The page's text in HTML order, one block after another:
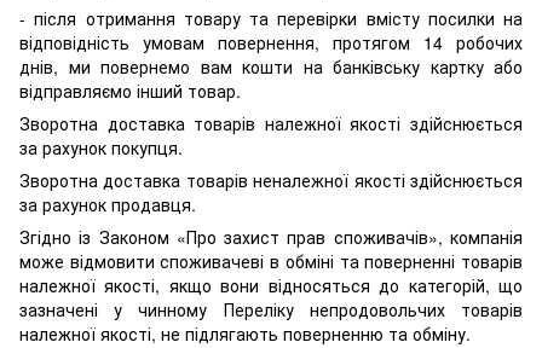
- після отримання товару та перевірки вмісту посилки на
відповідність умовам повернення, протягом 14 робочих
днів, ми повернемо вам кошти на банківську картку або
відправляємо інший товар.
Зворотна доставка товарів належної якості здійснюється
за рахунок покупця.
Зворотна доставка товарів неналежної якості здійснюється
за рахунок продавця.
Згідно із Законом «Про захист прав споживачів», компанія
може відмовити споживачеві в обміні та поверненні товарів
належної якості, якщо вони відносяться до категорій, що
зазначені у чинному Переліку непродовольчих товарів
належної якості, не підлягають поверненню та обміну.